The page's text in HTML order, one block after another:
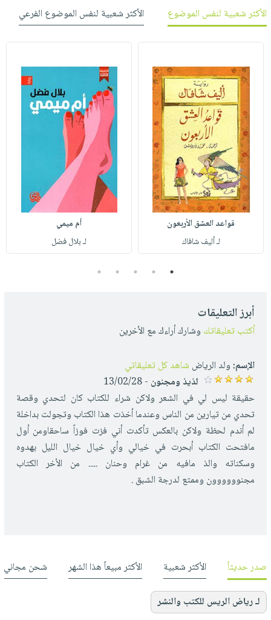
الأكثر شعبية لنفس الموضوع
الأكثر شعبية لنفس الموضوع الفرعي
قواعد العشق الأربعون
لـ أليف شافاك
أم ميمي
لـ بلال فضل
1
2
3
4
5
أبرز التعليقات
أكتب تعليقاتك وشارك أراءك مع الأخرين
الإسم:ولد الرياض شاهد كل تعليقاتي
لذيذ ومجنون - 13/02/28
حقيقة ليس لي في الشعر ولاكن شراء للكتاب كان لتحدي وقصة
تحدي من تيارين من الناس وعندما أخذت هذا الكتاب وتجولت بداخلة
لم أندم لحظة ولاكن بالعكس تأكدت أني فزت فوزاً ساحقاومن أول
مافتحت الكتاب أبحرت في خيالي وأي خيال خيال الليل بهدوه
وسكناته والذ مافيه من غرام وحنان ..... من الأخر الكتاب
مجنوووووون وممتع لدرجة الشبق .
صدر حديثاً الأكثر شعبية الأكثر مبيعاً هذا الشهر شحن مجاني
لـ رياض الريس للكتب والنشر